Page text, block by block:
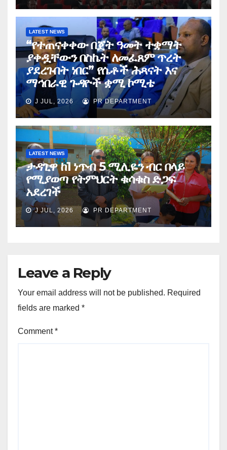
LATEST NEWS
“የተጠናቀቀው በጀት ዓመት ተቋማት
ያቀዷቸውን በስኬት ለመፈጸም ጥረት
ያደረጉበት ነበር” የሴቶች ሕጻናት እና
ማኅበራዊ ጉዳዮች ቋሚ ኮሚቴ
J JUL, 2026 PR DEPARTMENT
LATEST NEWS
ታዳጊዋ ከ1 ነጥብ 5 ሚሊዬን ብር በላይ
የሚያወጣ የትምህርት ቁሳቁስ ድጋፍ
አደረገች
J JUL, 2026 PR DEPARTMENT
Leave a Reply
Your email address will not be published. Required
fields are marked *
Comment*